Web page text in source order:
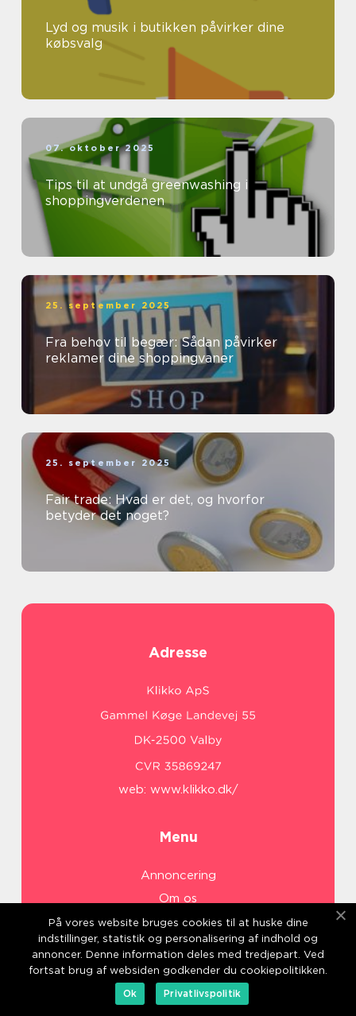
Lyd og musik i butikken påvirker dine
købsvalg
07. oktober 2025
Tips til at undgå greenwashing i
shoppingverdenen
25. september 2025
Fra behov til begær: Sådan påvirker
reklamer dine shoppingvaner
25. september 2025
Fair trade: Hvad er det, og hvorfor
betyder det noget?
Adresse
web: www.klikko.dk/
Menu
Annoncering
Om os
Cookies
Kontakt os
Sitemap
På vores website bruges cookies til at huske dine
indstillinger, statistik og personalisering af indhold og
annoncer. Denne information deles med tredjepart. Ved
fortsat brug af websiden godkender du cookiepolitikken.
Ok
Privatlivspolitik